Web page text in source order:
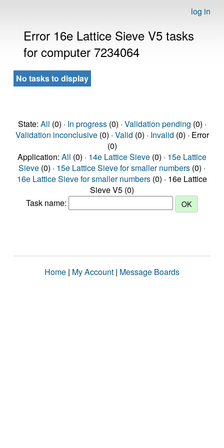
log in
Error 16e Lattice Sieve V5 tasks
for computer 7234064
No tasks to display
State: All (0) · In progress(0) · Validation pending (0) ·
Validation inconclusive(0) · Valid (0) · Invalid (0) · Error
(0)
Application: All (0) · 14e Lattice Sieve (0) · 15e Lattice
Sieve (0) · 15e Lattice Sieve for smaller numbers (0) ·
16e Lattice Sieve for smaller numbers (0) · 16e Lattice
Sieve V5 (0)
Task name:
Home | My Account | Message Boards